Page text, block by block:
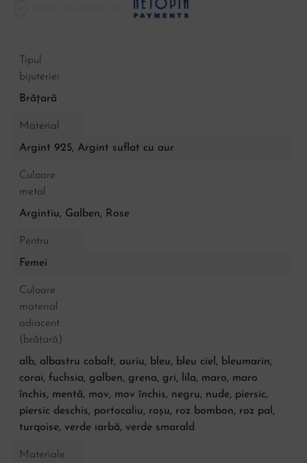
Tipul
bijuteriei
Brățară
Material
Argint 925, Argint suflat cu aur
Culoare
metal
Argintiu, Galben, Rose
Pentru
Femei
Culoare
material
adiacent
(brățară)
alb, albastru cobalt, auriu, bleu, bleu ciel, bleumarin,
corai, fuchsia, galben, grena, gri, lila, maro, maro
închis, mentă, mov, mov închis, negru, nude, piersic,
piersic deschis, portocaliu, roșu, roz bombon, roz pal,
turqoise, verde iarbă, verde smarald
Materiale